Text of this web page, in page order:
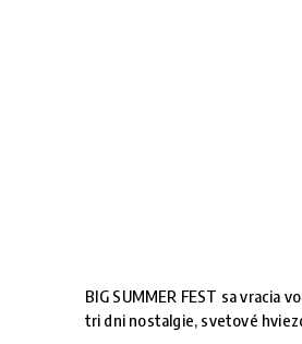
BIG SUMMER FEST sa vracia
tri dni nostalgie, svetové